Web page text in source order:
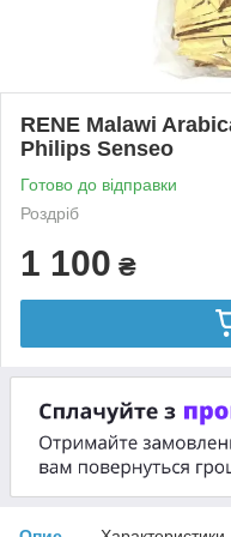
RENE Malawi
Philips Senseo
Готово до відправки
Роздріб
1 100 ₴